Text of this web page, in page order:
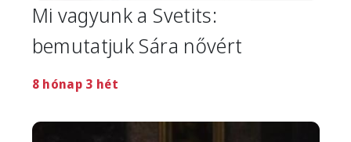
Mi vagyunk a Svetits:
bemutatjuk Sára nővért
8 hónap 3 hét
Image